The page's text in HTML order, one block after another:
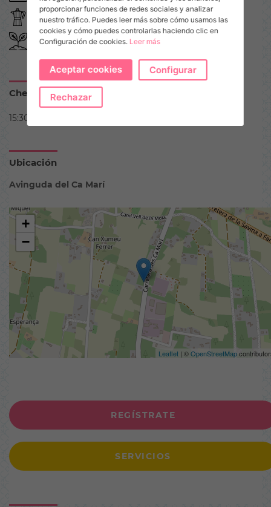
Cafetera Italiana
Jardín
WIFI
Check in - Check out
15:30 - 10:00
Ubicación
Avinguda del Ca Marí
+
−
Leaflet | ©OpenStreetMap
REGÍSTRATE
SERVICIOS
proporcionar funciones de redes sociales y analizar
nuestro tráfico. Puedes leer más sobre cómo usamos las
cookies y cómo puedes controlarlas haciendo clic en
Configuración de cookies. Leer más
Aceptar cookies Configurar
Rechazar